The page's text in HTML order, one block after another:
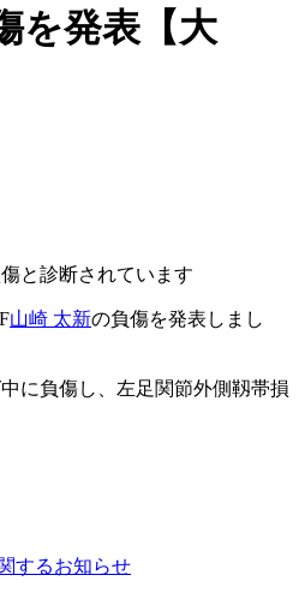
を発表【大
と診断されています
山崎 太新の負傷を発表しまし
に負傷し、左足関節外側靱帯損
するお知らせ